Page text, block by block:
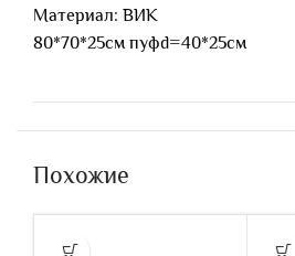
Материал: ВИК
80*70*25см пуфd=40*25см
Похожие